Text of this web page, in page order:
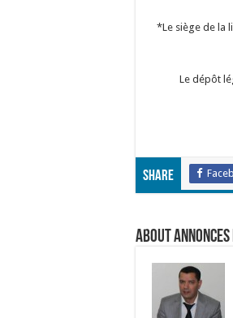
*Le siège de la
Le dépôt
Share
About